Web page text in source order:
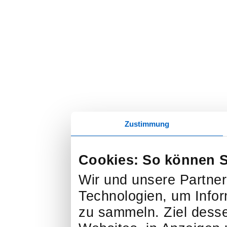
Zustimmung
Cookies: So können
Wir und unsere
Technologien, um
zu sammeln. Ziel